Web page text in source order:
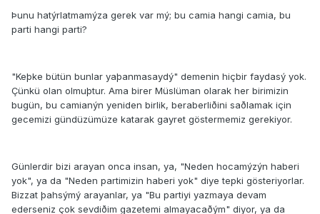
Þunu hatýrlatmamýza gerek var mý; bu camia hangi camia, bu
parti hangi parti?
"Keþke bütün bunlar yaþanmasaydý" demenin hiçbir faydasý yok.
Çünkü olan olmuþtur. Ama birer Müslüman olarak her birimizin
bugün, bu camianýn yeniden birlik, beraberliðini saðlamak için
gecemizi gündüzümüze katarak gayret göstermemiz gerekiyor.
Günlerdir bizi arayan onca insan, ya, "Neden hocamýzýn haberi
yok", ya da "Neden partimizin haberi yok" diye tepki gösteriyorlar.
Bizzat þahsýmý arayanlar, ya "Bu partiyi yazmaya devam
ederseniz çok sevdiðim gazetemi almayacaðým" diyor, ya da